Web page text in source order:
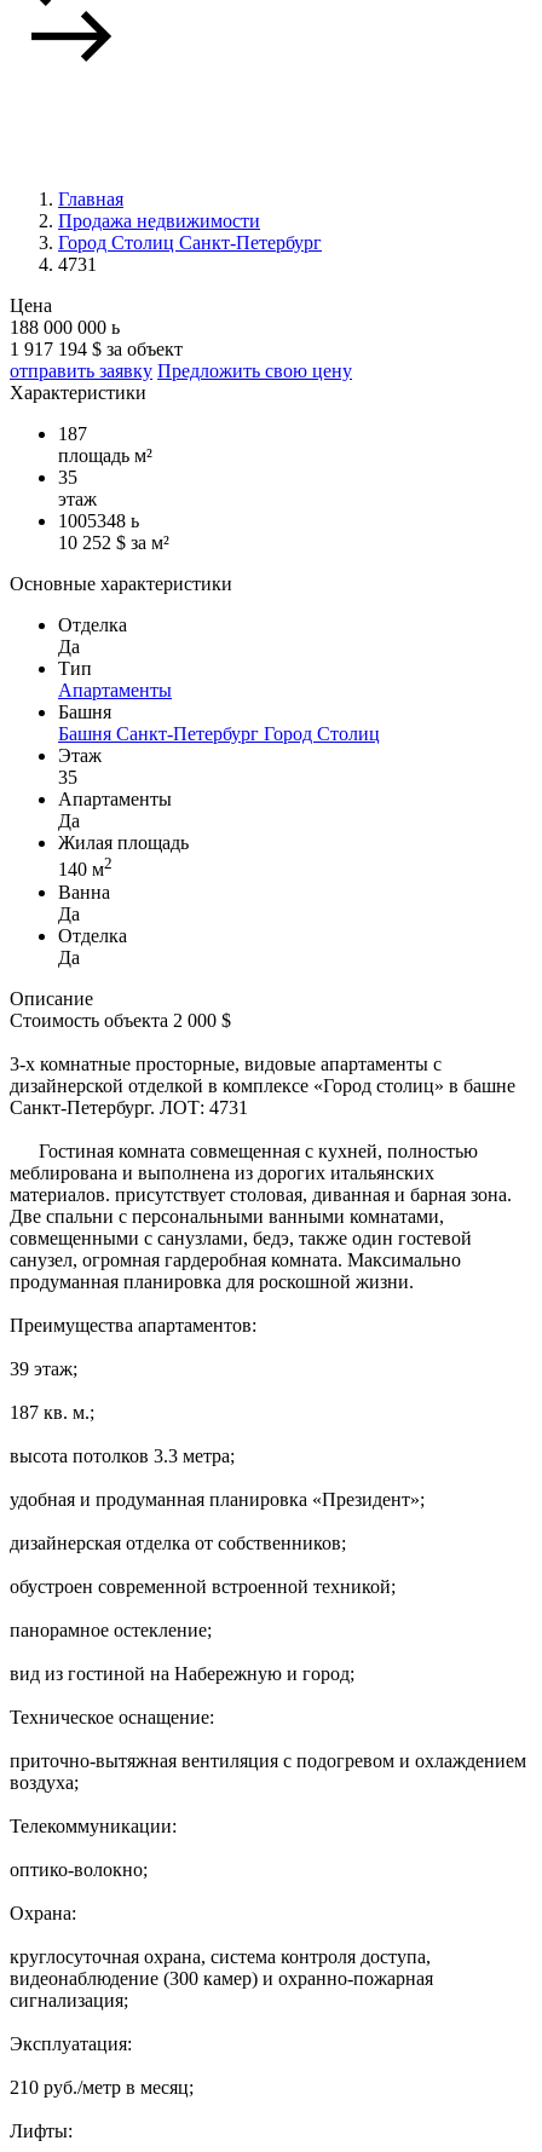
Главная
Продажа недвижимости
Город Столиц Санкт-Петербург
4731
Цена
188 000 000 ь
1 917 194 $ за объект
отправить заявку Предложить свою цену
Характеристики
187
площадь м²
35
этаж
1005348 ь
10 252 $ за м²
Основные характеристики
Отделка
Да
Тип
Апартаменты
Башня
Башня Санкт-Петербург Город Столиц
Этаж
35
Апартаменты
Да
Жилая площадь
140 м2
Ванна
Да
Отделка
Да
Описание
Стоимость объекта 2 000 $
3-х комнатные просторные, видовые апартаменты с
дизайнерской отделкой в комплексе «Город столиц» в башне
Санкт-Петербург. ЛОТ: 4731
Гостиная комната совмещенная с кухней, полностью
меблирована и выполнена из дорогих итальянских
материалов. присутствует столовая, диванная и барная зона.
Две спальни с персональными ванными комнатами,
совмещенными с санузлами, бедэ, также один гостевой
санузел, огромная гардеробная комната. Максимально
продуманная планировка для роскошной жизни.
Преимущества апартаментов:
39 этаж;
187 кв. м.;
высота потолков 3.3 метра;
удобная и продуманная планировка «Президент»;
дизайнерская отделка от собственников;
обустроен современной встроенной техникой;
панорамное остекление;
вид из гостиной на Набережную и город;
Техническое оснащение:
приточно-вытяжная вентиляция с подогревом и охлаждением
воздуха;
Телекоммуникации:
оптико-волокно;
Охрана:
круглосуточная охрана, система контроля доступа,
видеонаблюдение (300 камер) и охранно-пожарная
сигнализация;
Эксплуатация:
210 руб./метр в месяц;
Лифты: